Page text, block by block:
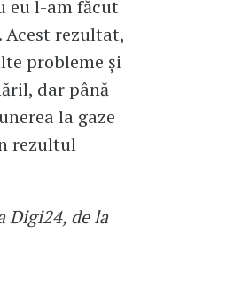
eu l-am făcut
Acest rezultat,
probleme și
dar până
la gaze
rezultul
Digi24, de la